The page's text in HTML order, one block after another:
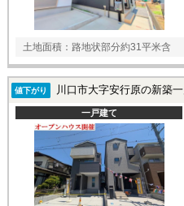
土地面積：路地状部分約31平米含
値下がり 川口市大字安行原の新築
一戸建て